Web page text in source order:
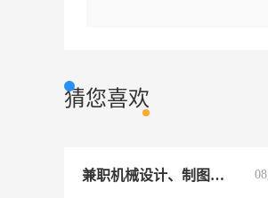
猜您喜欢
兼职机械设计、制图、设备改造